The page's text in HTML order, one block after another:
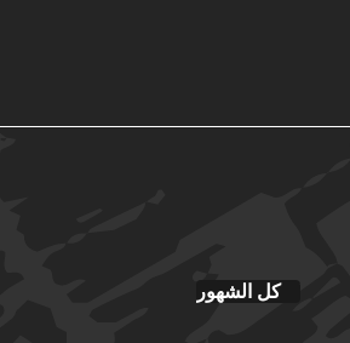
كل الشهور